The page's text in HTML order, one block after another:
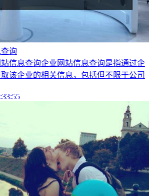
询
信息查询企业网站信息查询是指通过企
该企业的相关信息，包括但不限于公司